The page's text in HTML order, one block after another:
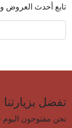
تابع أحدث العروض
تفضل بزيارتنا
نحن مفتوحون اليوم حتى